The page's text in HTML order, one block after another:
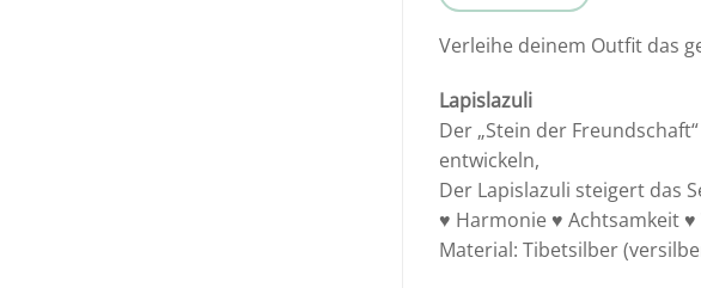
Verleihe deinem Outfit das
Lapislazuli
Der „Stein der
entwickeln,
Der Lapislazuli steigert das
♥ Harmonie ♥ Achtsamkeit
Material: Tibetsilber